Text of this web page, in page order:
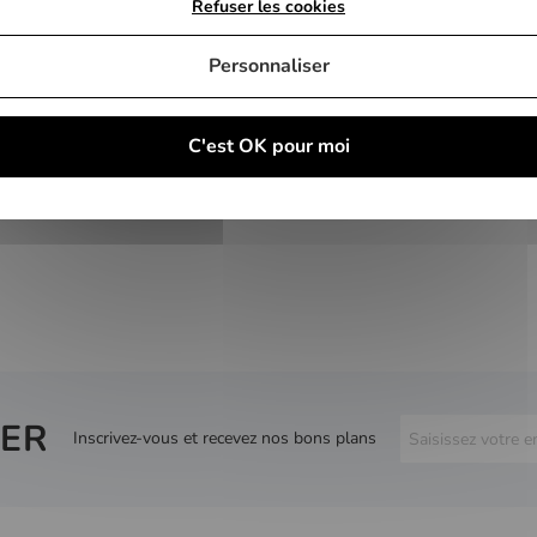
Inscrivez-vous et recevez nos bons plans
C'est OK pour moi
Refuser les cookies
Personnaliser